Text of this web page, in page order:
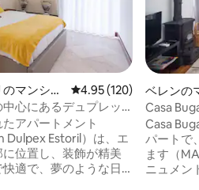
マンショ
レビュー120件、5つ星
4.95 (120)
心にあるデュプレッ
アパートメント
Dulpex Estoril）は、エ
位置し、装飾が精美
適で、夢のような日
ベレンの
ト
Casa
パート
Casa
パートで
ます（
ニュメン